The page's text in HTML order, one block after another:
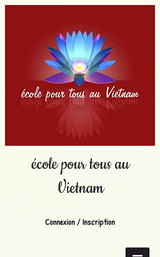
école pour tous au
Vietnam
Connexion / Inscription